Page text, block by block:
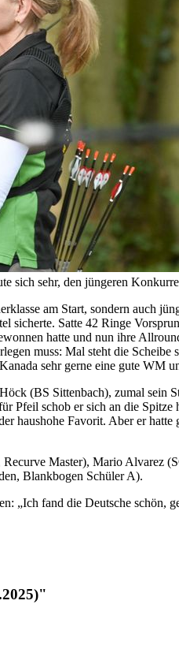
sehr, den jüngeren
am Start, sondern auch
sicherte. Satte 42 Ringe
hatte und nun ihre
muss: Mal steht die
sehr gerne eine gute WM
(BS Sittenbach), zumal sein
Pfeil schob er sich an die
haushohe Favorit. Aber er
Master), Mario Alvarez
Blankbogen Schüler A).
„Ich fand die Deutsche schön,